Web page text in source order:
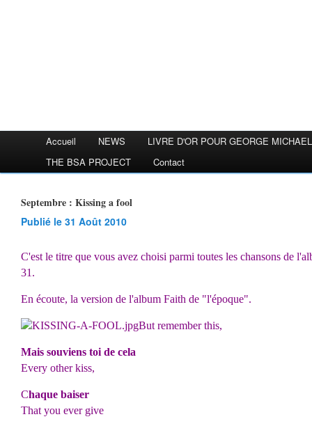
Accueil NEWS
LIVRE D'OR POUR GEORGE MICHAEL
THE BSA PROJECT
Contact
Septembre : Kissing a fool
Publié le 31 Août 2010
C'est le titre que vous avez choisi parmi toutes les chansons de
31.
En écoute, la version de l'album Faith de "l'époque".
But remember this,
Mais souviens toi de cela
Every other kiss,
Chaque baiser
That you ever give